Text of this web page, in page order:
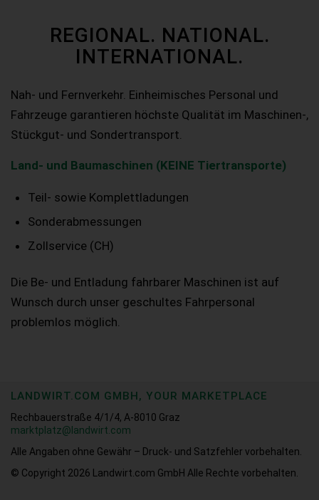
REGIONAL. NATIONAL.
INTERNATIONAL.
Nah- und Fernverkehr. Einheimisches Personal und
Fahrzeuge garantieren höchste Qualität im Maschinen-,
Stückgut- und Sondertransport.
Land- und Baumaschinen (KEINE Tiertransporte)
Teil- sowie Komplettladungen
Sonderabmessungen
Zollservice (CH)
Die Be- und Entladung fahrbarer Maschinen ist auf
Wunsch durch unser geschultes Fahrpersonal
problemlos möglich.
LANDWIRT.COM GMBH, YOUR MARKETPLACE
Rechbauerstraße 4/1/4, A-8010 Graz
marktplatz@landwirt.com
Alle Angaben ohne Gewähr – Druck- und Satzfehler vorbehalten.
© Copyright 2026
Landwirt.com GmbH Alle Rechte vorbehalten.